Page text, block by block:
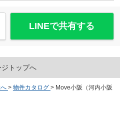
LINEで共有する
ジトップへ
> 物件カタログ > Move小阪（河内小阪